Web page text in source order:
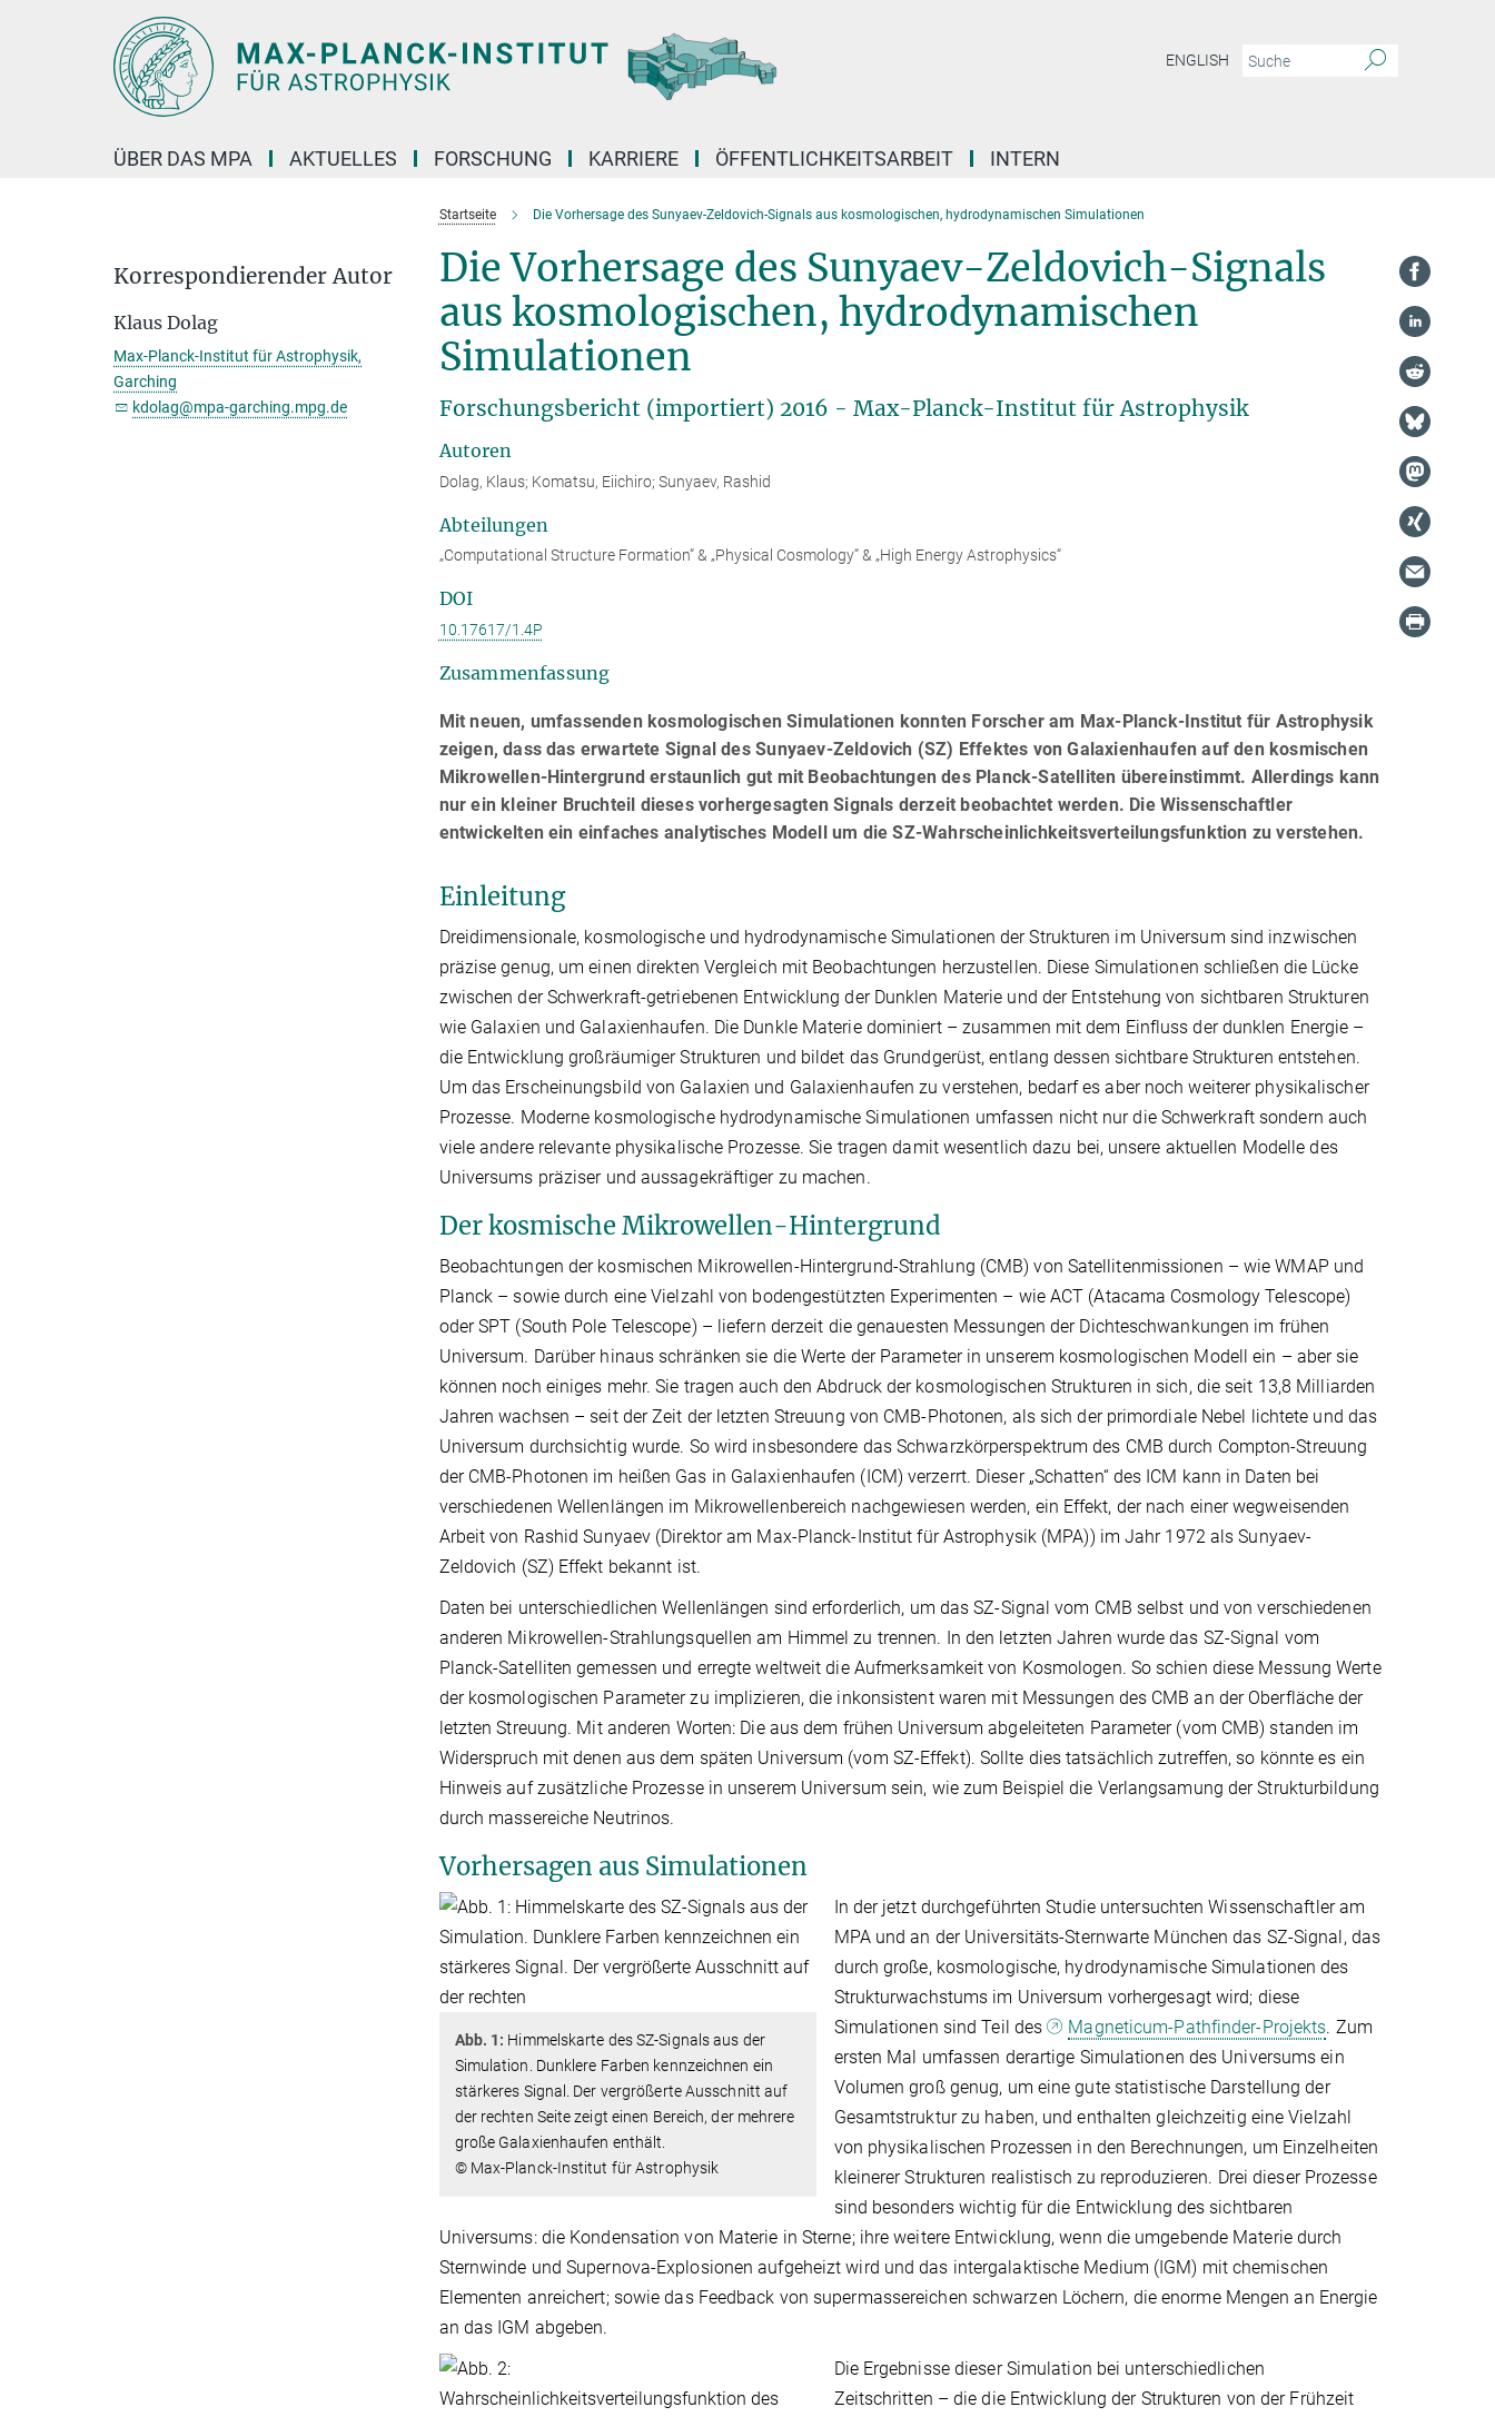
ENGLISH
ÜBER DAS MPA AKTUELLES FORSCHUNG KARRIERE ÖFFENTLICHKEITSARBEIT INTERN
Startseite Die Vorhersage des Sunyaev-Zeldovich-Signals aus kosmologischen, hydrodynamischen Simulationen
Die Vorhersage des Sunyaev-Zeldovich-Signals
aus kosmologischen, hydrodynamischen
Simulationen
Forschungsbericht (importiert) 2016 - Max-Planck-Institut für Astrophysik
Autoren
Dolag, Klaus; Komatsu, Eiichiro; Sunyaev, Rashid
Abteilungen
„Computational Structure Formation“ & „Physical Cosmology“ & „High Energy Astrophysics“
DOI
10.17617/1.4P
Zusammenfassung
Mit neuen, umfassenden kosmologischen Simulationen konnten Forscher am Max-Planck-Institut für Astrophysik
zeigen, dass das erwartete Signal des Sunyaev-Zeldovich (SZ) Effektes von Galaxienhaufen auf den kosmischen
Mikrowellen-Hintergrund erstaunlich gut mit Beobachtungen des Planck-Satelliten übereinstimmt. Allerdings kann
nur ein kleiner Bruchteil dieses vorhergesagten Signals derzeit beobachtet werden. Die Wissenschaftler
entwickelten ein einfaches analytisches Modell um die SZ-Wahrscheinlichkeitsverteilungsfunktion zu verstehen.
Einleitung
Dreidimensionale, kosmologische und hydrodynamische Simulationen der Strukturen im Universum sind inzwischen
präzise genug, um einen direkten Vergleich mit Beobachtungen herzustellen. Diese Simulationen schließen die Lücke
zwischen der Schwerkraft-getriebenen Entwicklung der Dunklen Materie und der Entstehung von sichtbaren Strukturen
wie Galaxien und Galaxienhaufen. Die Dunkle Materie dominiert – zusammen mit dem Einfluss der dunklen Energie –
die Entwicklung großräumiger Strukturen und bildet das Grundgerüst, entlang dessen sichtbare Strukturen entstehen.
Um das Erscheinungsbild von Galaxien und Galaxienhaufen zu verstehen, bedarf es aber noch weiterer physikalischer
Prozesse. Moderne kosmologische hydrodynamische Simulationen umfassen nicht nur die Schwerkraft sondern auch
viele andere relevante physikalische Prozesse. Sie tragen damit wesentlich dazu bei, unsere aktuellen Modelle des
Universums präziser und aussagekräftiger zu machen.
Der kosmische Mikrowellen-Hintergrund
Beobachtungen der kosmischen Mikrowellen-Hintergrund-Strahlung (CMB) von Satellitenmissionen – wie WMAP und
Planck – sowie durch eine Vielzahl von bodengestützten Experimenten – wie ACT (Atacama Cosmology Telescope)
oder SPT (South Pole Telescope) – liefern derzeit die genauesten Messungen der Dichteschwankungen im frühen
Universum. Darüber hinaus schränken sie die Werte der Parameter in unserem kosmologischen Modell ein – aber sie
können noch einiges mehr. Sie tragen auch den Abdruck der kosmologischen Strukturen in sich, die seit 13,8 Milliarden
Jahren wachsen – seit der Zeit der letzten Streuung von CMB-Photonen, als sich der primordiale Nebel lichtete und das
Universum durchsichtig wurde. So wird insbesondere das Schwarzkörperspektrum des CMB durch Compton-Streuung
der CMB-Photonen im heißen Gas in Galaxienhaufen (ICM) verzerrt. Dieser „Schatten“ des ICM kann in Daten bei
verschiedenen Wellenlängen im Mikrowellenbereich nachgewiesen werden, ein Effekt, der nach einer wegweisenden
Arbeit von Rashid Sunyaev (Direktor am Max-Planck-Institut für Astrophysik (MPA)) im Jahr 1972 als Sunyaev-
Zeldovich (SZ) Effekt bekannt ist.
Daten bei unterschiedlichen Wellenlängen sind erforderlich, um das SZ-Signal vom CMB selbst und von verschiedenen
anderen Mikrowellen-Strahlungsquellen am Himmel zu trennen. In den letzten Jahren wurde das SZ-Signal vom
Planck-Satelliten gemessen und erregte weltweit die Aufmerksamkeit von Kosmologen. So schien diese Messung Werte
der kosmologischen Parameter zu implizieren, die inkonsistent waren mit Messungen des CMB an der Oberfläche der
letzten Streuung. Mit anderen Worten: Die aus dem frühen Universum abgeleiteten Parameter (vom CMB) standen im
Widerspruch mit denen aus dem späten Universum (vom SZ-Effekt). Sollte dies tatsächlich zutreffen, so könnte es ein
Hinweis auf zusätzliche Prozesse in unserem Universum sein, wie zum Beispiel die Verlangsamung der Strukturbildung
durch massereiche Neutrinos.
Vorhersagen aus Simulationen
Abb. 1: Himmelskarte des SZ-Signals aus der
Simulation. Dunklere Farben kennzeichnen ein
stärkeres Signal. Der vergrößerte Ausschnitt auf
der rechten Seite zeigt einen Bereich, der mehrere
große Galaxienhaufen enthält.
© Max-Planck-Institut für Astrophysik
In der jetzt durchgeführten Studie untersuchten Wissenschaftler am
MPA und an der Universitäts-Sternwarte München das SZ-Signal, das
durch große, kosmologische, hydrodynamische Simulationen des
Strukturwachstums im Universum vorhergesagt wird; diese
Simulationen sind Teil des
Magneticum-Pathfinder-Projekts. Zum
ersten Mal umfassen derartige Simulationen des Universums ein
Volumen groß genug, um eine gute statistische Darstellung der
Gesamtstruktur zu haben, und enthalten gleichzeitig eine Vielzahl
von physikalischen Prozessen in den Berechnungen, um Einzelheiten
kleinerer Strukturen realistisch zu reproduzieren. Drei dieser Prozesse
sind besonders wichtig für die Entwicklung des sichtbaren
Universums: die Kondensation von Materie in Sterne; ihre weitere Entwicklung, wenn die umgebende Materie durch
Sternwinde und Supernova-Explosionen aufgeheizt wird und das intergalaktische Medium (IGM) mit chemischen
Elementen anreichert; sowie das Feedback von supermassereichen schwarzen Löchern, die enorme Mengen an Energie
an das IGM abgeben.
Die Ergebnisse dieser Simulation bei unterschiedlichen
Zeitschritten – die die Entwicklung der Strukturen von der Frühzeit
Korrespondierender Autor
Klaus Dolag
Max-Planck-Institut für Astrophysik,
Garching
kdolag@mpa-garching.mpg.de